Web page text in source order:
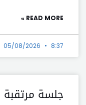
READ MORE »
05/08/2026 8:37 م
جلسة مرتقبة